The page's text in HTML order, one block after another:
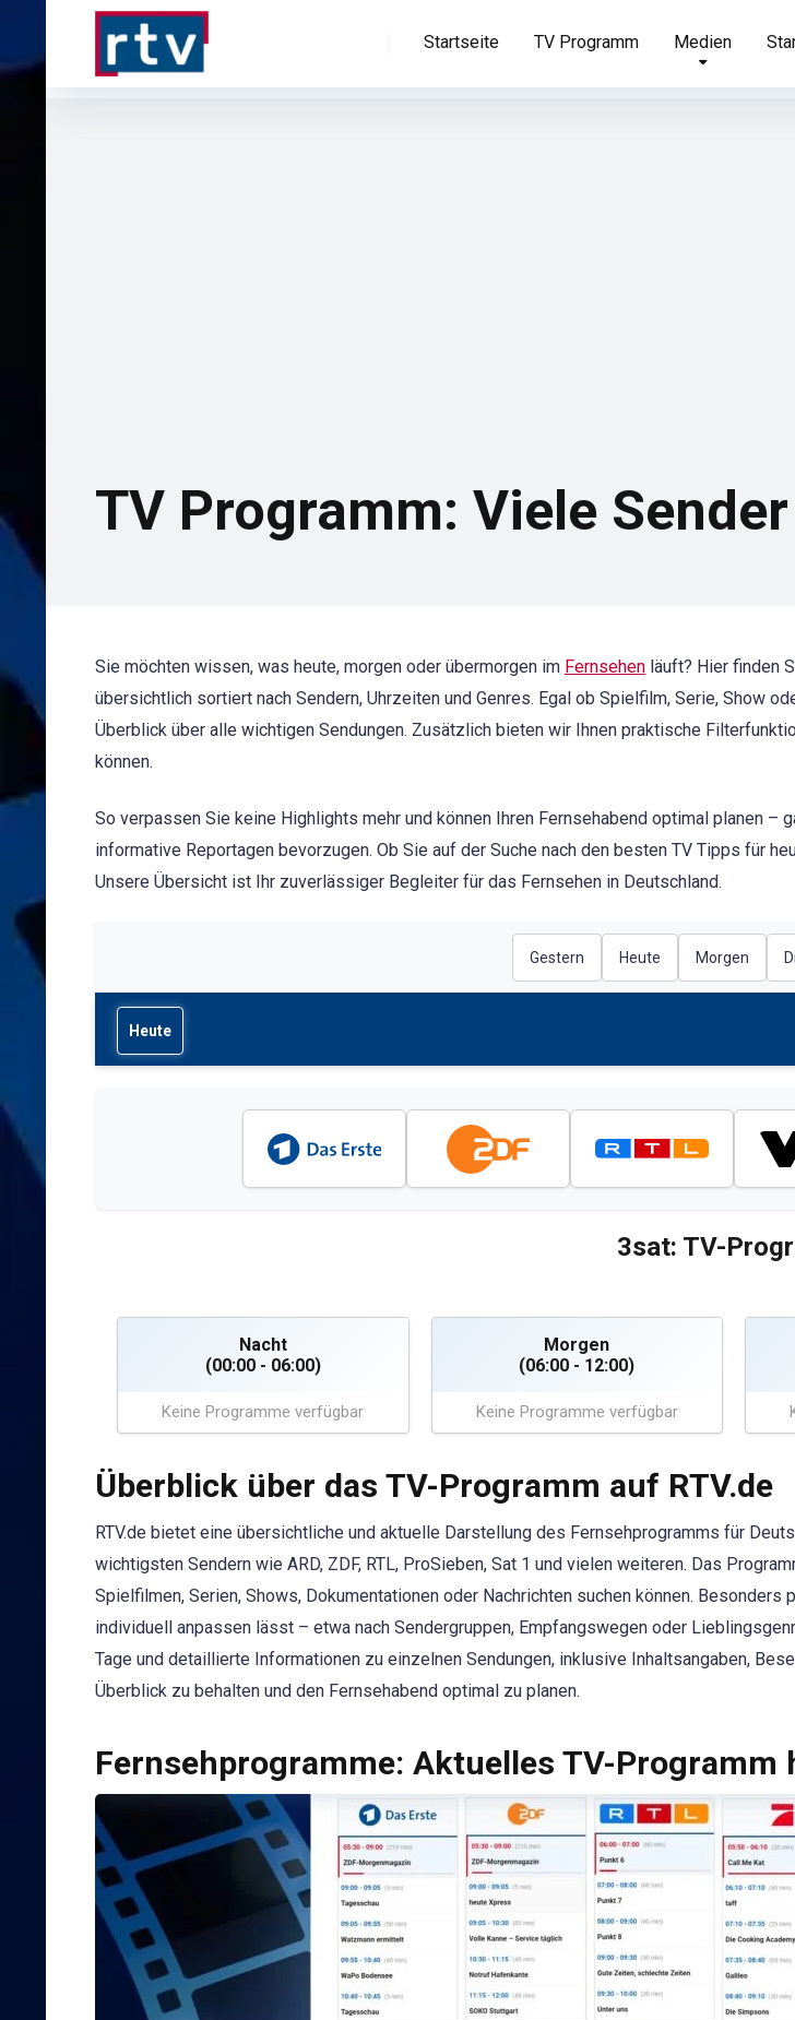
Startseite TV Programm Medien
TV Programm: Viele
Sie möchten wissen, was heute, morgen oder übermorgen im Fernsehen läuft? Hier finden
übersichtlich sortiert nach Sendern, Uhrzeiten und Genres. Egal ob Spielfilm, Serie, Show
Überblick über alle wichtigen Sendungen. Zusätzlich bieten wir Ihnen praktische
können.
So verpassen Sie keine Highlights mehr und können Ihren Fernsehabend optimal planen –
informative Reportagen bevorzugen. Ob Sie auf der Suche nach den besten TV Tipps für
Unsere Übersicht ist Ihr zuverlässiger Begleiter für das Fernsehen in Deutschland.
Gestern Heute Morgen
Heute
3sat: TV-
Nacht
(00:00 - 06:00)
Keine Programme verfügbar
Morgen
(06:00 - 12:00)
Keine Programme verfügbar
Überblick über das TV-Programm auf RTV.de
RTV.de bietet eine übersichtliche und aktuelle Darstellung des Fernsehprogramms für
wichtigsten Sendern wie ARD, ZDF, RTL, ProSieben, Sat 1 und vielen weiteren. Das
Spielfilmen, Serien, Shows, Dokumentationen oder Nachrichten suchen können.
individuell anpassen lässt – etwa nach Sendergruppen, Empfangswegen oder
Tage und detaillierte Informationen zu einzelnen Sendungen, inklusive Inhaltsangaben,
Überblick zu behalten und den Fernsehabend optimal zu planen.
Fernsehprogramme: Aktuelles TV-Programm